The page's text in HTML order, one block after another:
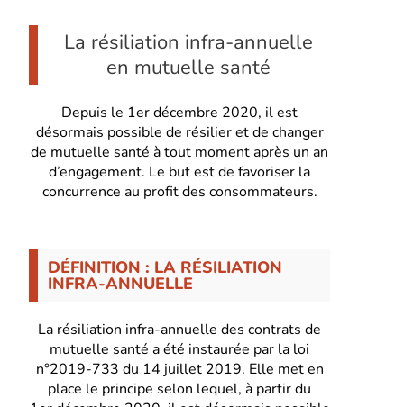
La résiliation infra-annuelle
en mutuelle santé
Depuis le 1er décembre 2020, il est
désormais possible de résilier et de changer
de mutuelle santé à tout moment après un an
d’engagement. Le but est de favoriser la
concurrence au profit des consommateurs.
DÉFINITION : LA RÉSILIATION
INFRA-ANNUELLE
La résiliation infra-annuelle des contrats de
mutuelle santé a été instaurée par la loi
n°2019-733 du 14 juillet 2019. Elle met en
place le principe selon lequel, à partir du